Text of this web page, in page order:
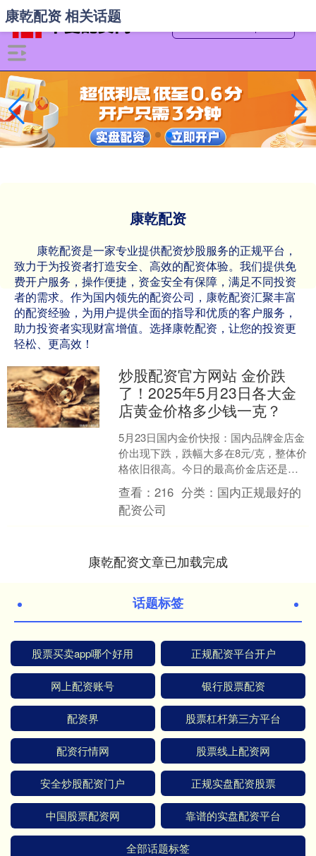
康乾配资
康乾配资是一家专业提供配资炒股服务的正规平台，
致力于为投资者打造安全、高效的配资体验。我们提供免
费开户服务，操作便捷，资金安全有保障，满足不同投资
者的需求。作为国内领先的配资公司，康乾配资汇聚丰富
的配资经验，为用户提供全面的指导和优质的客户服务，
助力投资者实现财富增值。选择康乾配资，让您的投资更
轻松、更高效！
康乾配资 相关话题
炒股配资官方网站 金价跌
了！2025年5月23日各大金
店黄金价格多少钱一克？
5月23日国内金价快报：国内品牌金店金
价出现下跌，跌幅大多在8元/克，整体价
格依旧很高。今日的最高价金店还是老
凤祥黄金，跌了7元/克，报价1005元/
克。上海中....
查看：216 分类： 国内正规最好的
配资公司
康乾配资文章已加载完成
话题标签
股票买卖app哪个好用 正规配资平台开户
网上配资账号 银行股票配资
配资界 股票杠杆第三方平台
配资行情网 股票线上配资网
安全炒股配资门户 正规实盘配资股票
中国股票配资网 靠谱的实盘配资平台
全部话题标签